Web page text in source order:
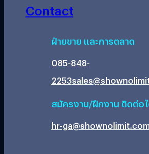
Contact
ฝ่ายขาย และการตลาด
085-848-
2253
สมัครงาน/ฝึกงาน ติดต่อ
hr-ga@shownolimit.com